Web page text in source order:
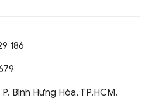
186
Bình Hưng Hòa, TP.HCM.